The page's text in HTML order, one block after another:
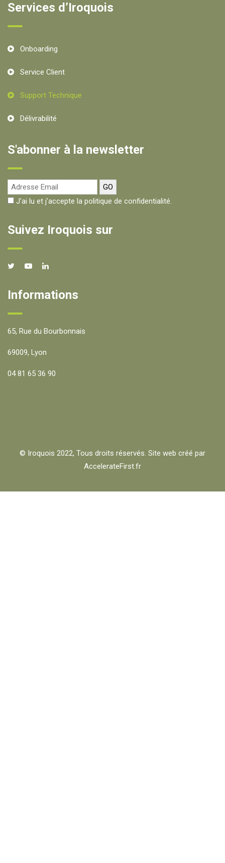
Services d’Iroquois
Onboarding
Service Client
Support Technique
Délivrabilité
S'abonner à la newsletter
J'ai lu et j'accepte la politique de confidentialité.
Suivez Iroquois sur
Informations
65, Rue du Bourbonnais
69009, Lyon
04 81 65 36 90
© Iroquois 2022, Tous droits réservés. Site web créé par
AccelerateFirst.fr